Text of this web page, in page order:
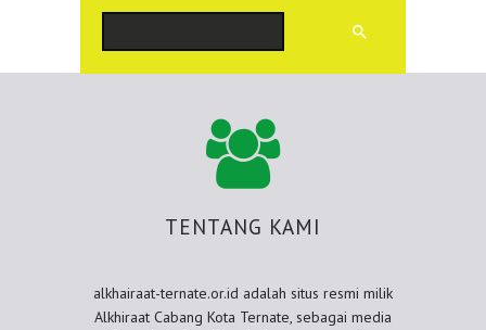
TENTANG KAMI
alkhairaat-ternate.or.id adalah situs resmi milik
Alkhiraat Cabang Kota Ternate, sebagai media